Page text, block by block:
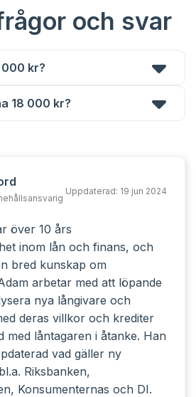
och svar
000 kr?
18 000 kr?
Uppdaterad: 19 jun 2024
över 10 års
inom lån och finans, och
bred kunskap om
arbetar med att löpande
nya långivare och
deras villkor och krediter
med låntagaren i åtanke. Han
vad gäller ny
Riksbanken,
Konsumenternas och DI.